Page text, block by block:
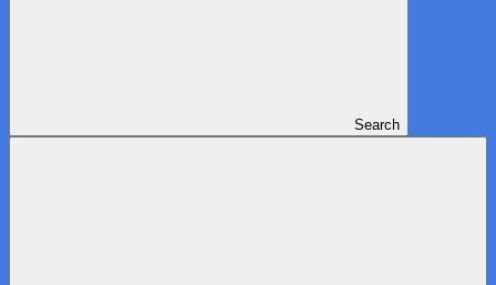
Search